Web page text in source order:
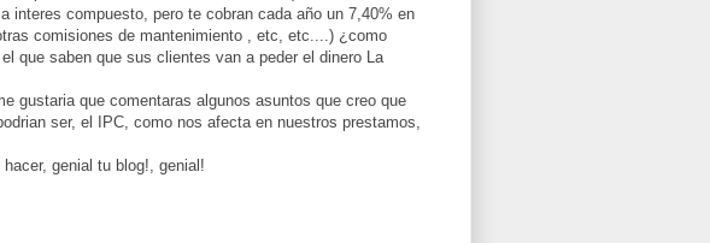
interes compuesto, pero te cobran cada año un 7,40% en
comisiones de mantenimiento , etc, etc....) ¿como
que saben que sus clientes van a peder el dinero La
gustaria que comentaras algunos asuntos que creo que
ser, el IPC, como nos afecta en nuestros prestamos,
genial tu blog!, genial!